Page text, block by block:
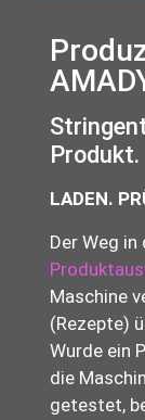
Produkt.
LADEN.
Der Weg
Maschine
(Rezepte)
Wurde ein
die
getestet,